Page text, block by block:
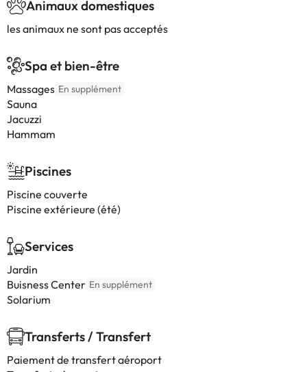
Animaux domestiques
les animaux ne sont pas acceptés
Spa et bien-être
Massages En supplément
Sauna
Jacuzzi
Hammam
Piscines
Piscine couverte
Piscine extérieure (été)
Services
Jardin
Buisness Center En supplément
Solarium
Transferts / Transfert
Paiement de transfert aéroport